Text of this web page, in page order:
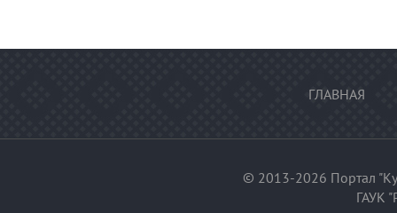
ГЛАВНАЯ
© 2013-2026 Портал
ГАУК